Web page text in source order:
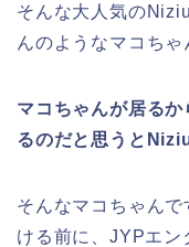
そんな大人気の
んのようなマコち
マコちゃんが居る
るのだと思うと
そんなマコちゃん
ける前に、JYPエン